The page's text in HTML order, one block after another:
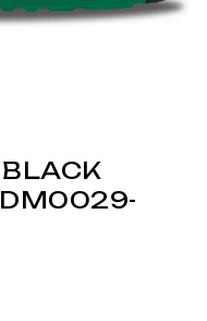
DM0029-